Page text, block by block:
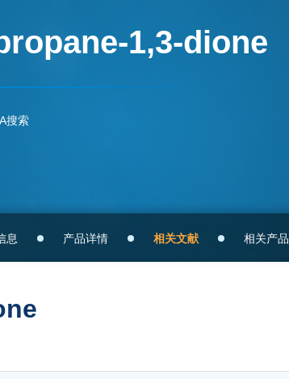
1,3-dione
搜索
息 产品详情 相关文献 相关产品